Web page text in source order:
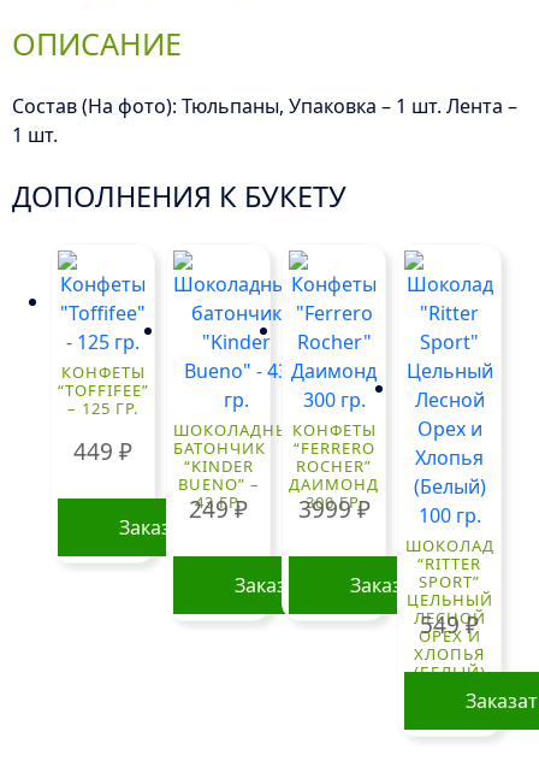
ОПИСАНИЕ
Состав (На фото): Тюльпаны, Упаковка – 1 шт. Лента –
1 шт.
ДОПОЛНЕНИЯ К БУКЕТУ
КОНФЕТЫ
“TOFFIFEE”
– 125 ГР.
449₽
Заказать
ШОКОЛАДНЫЙ
БАТОНЧИК
“KINDER
BUENO” –
43 ГР.
249₽
Заказать
КОНФЕТЫ
“FERRERO
ROCHER”
ДАИМОНД
300 ГР.
3999₽
Заказать
ШОКОЛАД
“RITTER
SPORT”
ЦЕЛЬНЫЙ
ЛЕСНОЙ
ОРЕХ И
ХЛОПЬЯ
(БЕЛЫЙ)
100 ГР.
549₽